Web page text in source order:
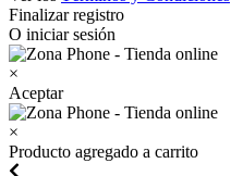
Finalizar registro
O iniciar sesión
×
Aceptar
×
Producto agregado a carrito